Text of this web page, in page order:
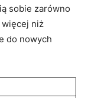
sobie ⁤zarówno​
niż
do nowych